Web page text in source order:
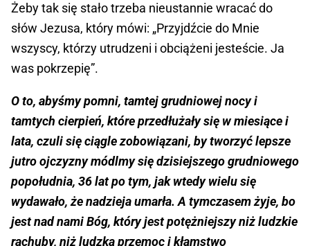
Żeby tak się stało trzeba nieustannie wracać do
słów Jezusa, który mówi: „Przyjdźcie do Mnie
wszyscy, którzy utrudzeni i obciążeni jesteście. Ja
was pokrzepię”.
O to, abyśmy pomni, tamtej grudniowej nocy i
tamtych cierpień, które przedłużały się w miesiące i
lata, czuli się ciągle zobowiązani, by tworzyć lepsze
jutro ojczyzny módlmy się dzisiejszego grudniowego
popołudnia, 36 lat po tym, jak wtedy wielu się
wydawało, że nadzieja umarła. A tymczasem żyje, bo
jest nad nami Bóg, który jest potężniejszy niż ludzkie
rachuby, niż ludzka przemoc i kłamstwo